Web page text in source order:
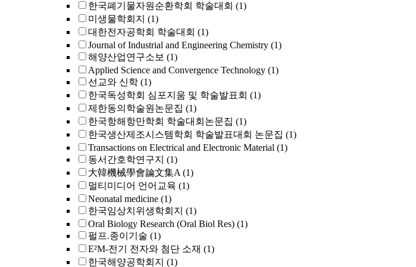
한국폐기물자원순환학회 학술대회 (1)
미생물학회지 (1)
대한전자공학회 학술대회 (1)
Journal of Industrial and Engineering Chemistry (1)
해양산업연구소보 (1)
Applied Science and Convergence Technology (1)
선교와 신학 (1)
한국독성학회 심포지움 및 학술발표회 (1)
제한동의학술원논문집 (1)
한국항해항만학회 학술대회논문집 (1)
한국생산제조시스템학회 학술발표대회 논문집 (1)
Transactions on Electrical and Electronic Material (1)
동서간호학연구지 (1)
大韓機械學會論文集A (1)
멀티미디어 언어교육 (1)
Neonatal medicine (1)
한국임상치위생학회지 (1)
Oral Biology Research (Oral Biol Res) (1)
펄프.종이기술 (1)
E²M-전기 전자와 첨단 소재 (1)
한국해양공학회지 (1)